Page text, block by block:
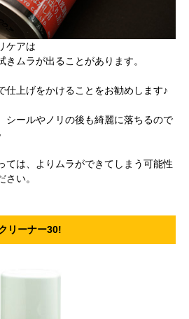
ケアは
ムラが出ることがあります。
仕上げをかけることをお勧めします♪
シールやノリの後も綺麗に落ちるので
は、よりムラができてしまう可能性
い。
リーナー30!